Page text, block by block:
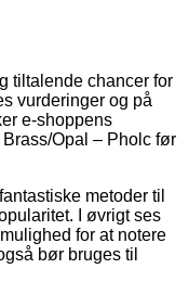
tiltalende chancer for
vurderinger og på
e-shoppens
Opal – Pholc før
metoder til
I øvrigt ses
for at notere
bør bruges til